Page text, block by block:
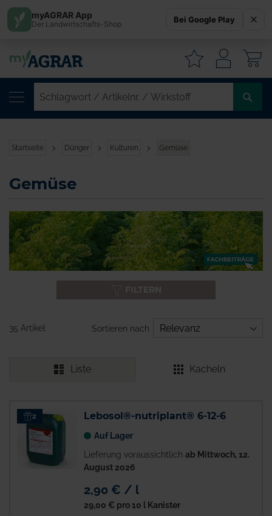
Startseite Dünger Kulturen Gemüse
Gemüse
35 Artikel Sortieren nach
Liste Kacheln
2 Lebosol®-nutriplant® 6-12-6
Auf Lager
Lieferung voraussichtlich ab Mittwoch, 12.
August 2026
2,90 € / l
29,00 € pro 10 l Kanister
myAGRAR App
Der Landwirtschafts-Shop Bei Google Play